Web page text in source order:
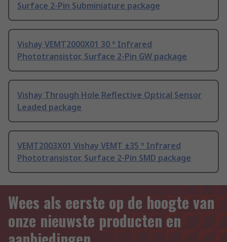
Surface 2-Pin Subminiature package
Vishay VEMT2000X01 30 ° Infrared
Phototransistor, Surface 2-Pin GW package
Vishay Through Hole Reflective Optical Sensor
Leaded package
VEMT2003X01 Vishay VEMT ±35 ° Infrared
Phototransistor, Surface 2-Pin SMD package
Wees als eerste op de hoogte van
onze nieuwste producten en